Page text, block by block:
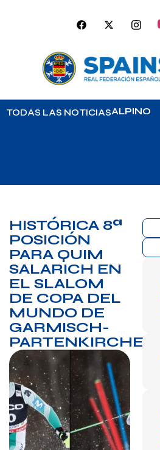
TODAS LAS NOTICIASALPINO
HISTÓRICA 8ª
POSICIÓN
PARA QUIM
SALARICH EN
EL SLALOM
DE COPA DEL
MUNDO DE
GARMISCH-
PARTENKIRCHEN